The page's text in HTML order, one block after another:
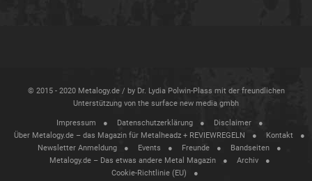
© 2015 - 2020 Metalogy.de / by Dr. Lydia Polwin-Plass mit der freundlichen
Unterstützung von the surface new media gmbh
Impressum Datenschutzerklärung
Disclaimer
Über Metalogy.de – das Magazin für Metalheadz + REVIEWREGELN
Kontakt
Newsletter Anmeldung
Events Freunde
Bandseiten
Metalogy.de – Das etwas andere Metal Magazin
Archiv
Cookie-Richtlinie (EU)